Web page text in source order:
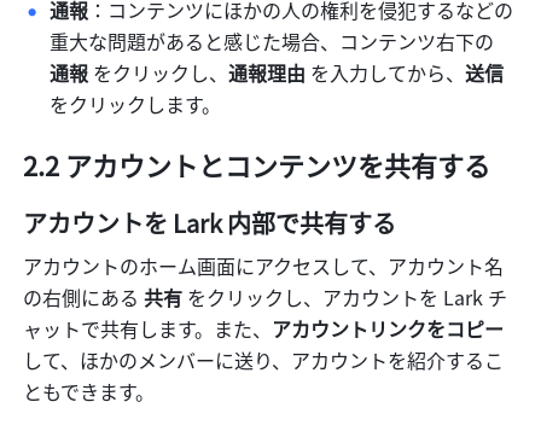
通報 ：コンテンツにほかの人の権利を侵犯するなどの
重大な問題があると感じた場合、コンテンツ右下の
通報 をクリックし、通報理由 を入力してから、送信
をクリックします。
2.2 アカウントとコンテンツを共有する
アカウントを Lark 内部で共有する
アカウントのホーム画面にアクセスして、アカウント名
の右側にある 共有 をクリックし、アカウントを Lark チ
ャットで共有します。また、
して、ほかのメンバーに送り、アカウントを紹介するこ
ともできます。